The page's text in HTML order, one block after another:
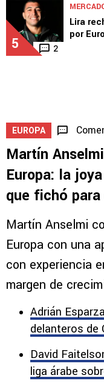
5 2
Lira
por
EUROPA
Martín
Europa: la
que fichó
Martín Anselmi
Europa con una
con experiencia
margen de
Adrián
delanteros de
David
liga árabe